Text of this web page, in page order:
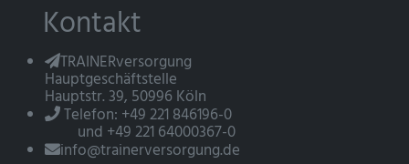
Kontakt
TRAINERversorgung
Hauptgeschäftstelle
Hauptstr. 39, 50996 Köln
Telefon: +49 221 846196-0
und +49 221 64000367-0
info@trainerversorgung.de